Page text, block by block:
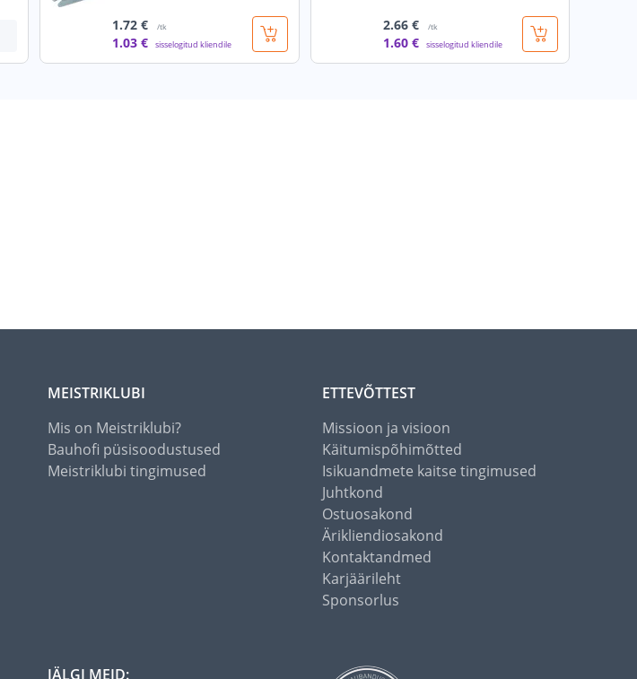
1.72 € /tk
1.03 € sisselogitud kliendile
2.66 € /tk
1.60 € sisselogitud kliendile
MEISTRIKLUBI
Mis on Meistriklubi?
Bauhofi püsisoodustused
Meistriklubi tingimused
ETTEVÕTTEST
Missioon ja visioon
Käitumispõhimõtted
Isikuandmete kaitse tingimused
Juhtkond
Ostuosakond
Ärikliendiosakond
Kontaktandmed
Karjäärileht
Sponsorlus
JÄLGI MEID: